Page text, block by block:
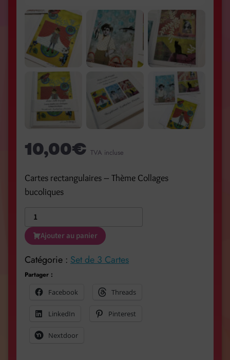
10,00€ TVA incluse
Cartes rectangulaires – Thème Collages
bucoliques
Ajouter au panier
Catégorie : Set de 3 Cartes
Partager :
Facebook
Threads
LinkedIn Pinterest
Nextdoor